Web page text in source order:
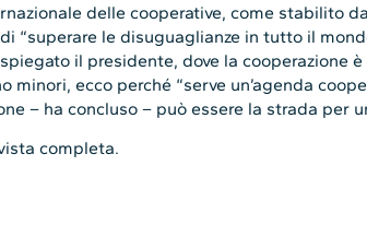
delle cooperative, come stabilito
“superare le disuguaglianze in tutto il
spiegato il presidente, dove la cooperazione
minori, ecco perché “serve un’agenda
– ha concluso – può essere la strada per
completa.